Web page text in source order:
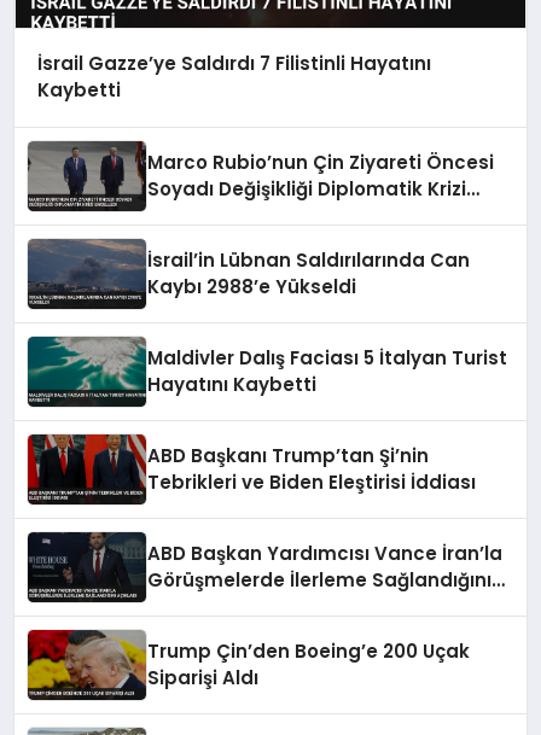
İsrail Gazze’ye Saldırdı 7 Filistinli Hayatını
Kaybetti
Marco Rubio’nun Çin Ziyareti Öncesi
Soyadı Değişikliği Diplomatik Krizi
İsrail’in Lübnan Saldırılarında Can
Kaybı 2988’e Yükseldi
Maldivler Dalış Faciası 5 İtalyan Turist
Hayatını Kaybetti
ABD Başkanı Trump’tan Şi’nin
Tebrikleri ve Biden Eleştirisi İddiası
ABD Başkan Yardımcısı Vance İran’la
Görüşmelerde İlerleme Sağlandığını
Trump Çin’den Boeing’e 200 Uçak
Siparişi Aldı